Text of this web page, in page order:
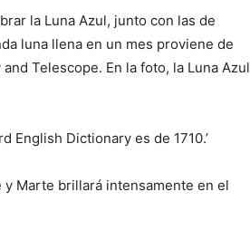
la Luna Azul, junto con las de
luna llena en un mes proviene de
Telescope. En la foto, la Luna Azul
English Dictionary es de 1710.’
Marte brillará intensamente en el